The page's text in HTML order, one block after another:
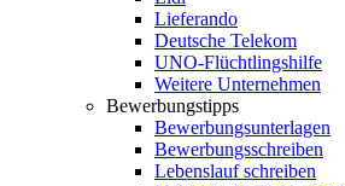
Lieferando
Deutsche Telekom
UNO-Flüchtlingshilfe
Weitere Unternehmen
Bewerbungstipps
Bewerbungsunterlagen
Bewerbungsschreiben
Lebenslauf schreiben